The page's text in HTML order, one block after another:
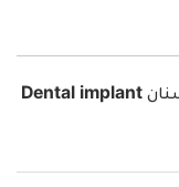
جراحة زراعة الأسنان Dental implant